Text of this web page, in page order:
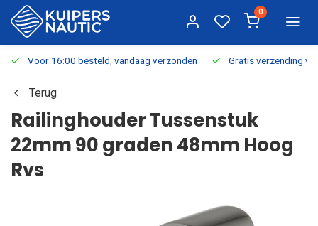
0
Voor 16:00 besteld, vandaag verzonden Gratis verzending
Terug
Railinghouder Tussenstuk
22mm 90 graden 48mm Hoog
Rvs